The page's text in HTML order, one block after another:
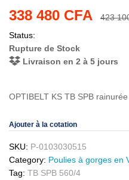
338 480 CFA 423
Status:
Rupture de Stock
Livraison en 2 à 5 jours
OPTIBELT KS TB SPB
Ajouter à la cotation
SKU: P-0103030515
Category: Poulies à gorges en
Tag: TB SPB 560/4